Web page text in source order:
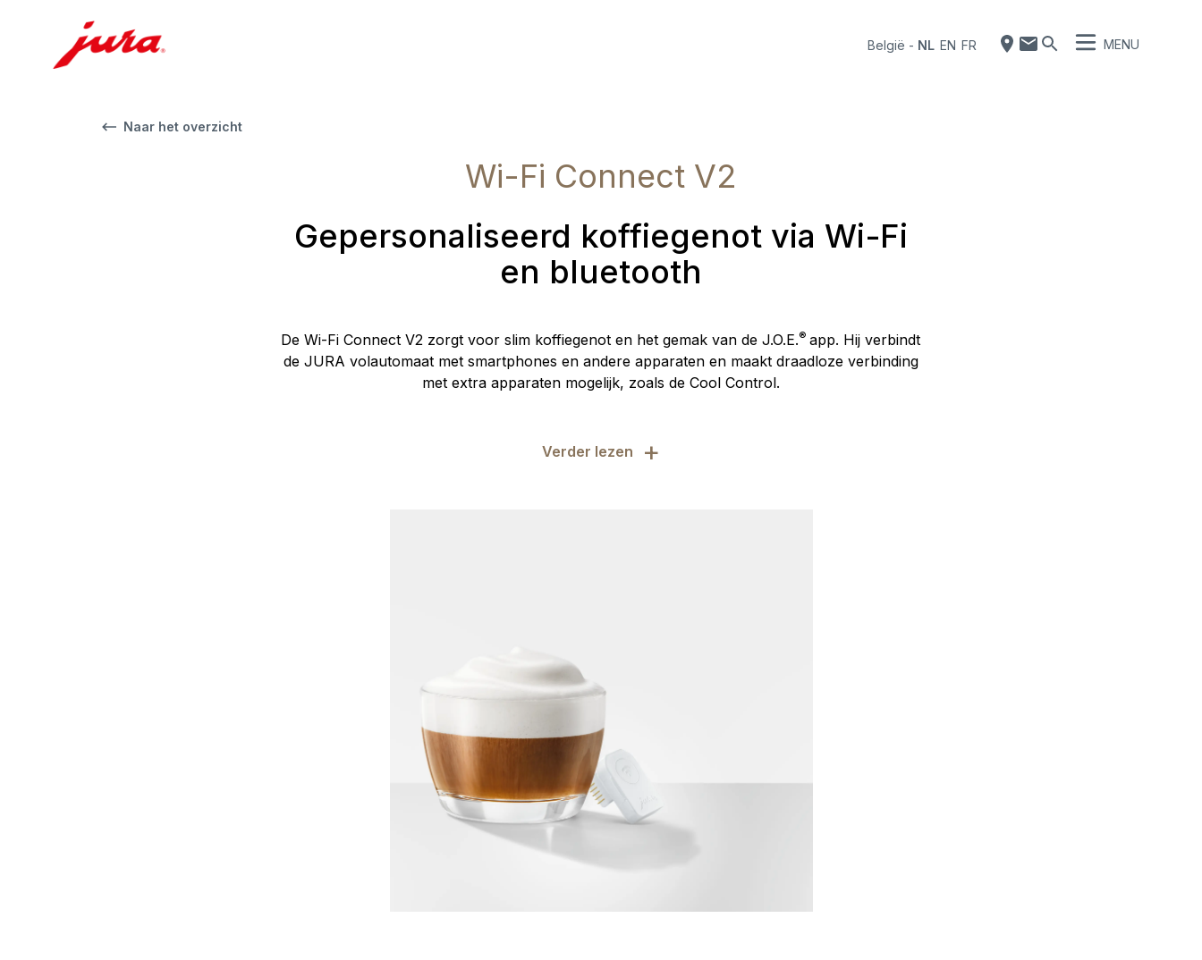
België - NL EN FR MENU
Naar het overzicht
Wi-Fi Connect V2
Gepersonaliseerd koffiegenot via Wi-Fi
en bluetooth
De Wi-Fi Connect V2 zorgt voor slim koffiegenot en het gemak van de J.O.E.® app. Hij verbindt
de JURA volautomaat met smartphones en andere apparaten en maakt draadloze verbinding
met extra apparaten mogelijk, zoals de Cool Control.
Verder lezen +